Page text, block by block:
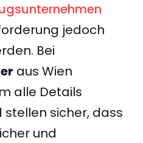
jedoch
Bei
aus Wien
alle Details
stellen sicher, dass
und